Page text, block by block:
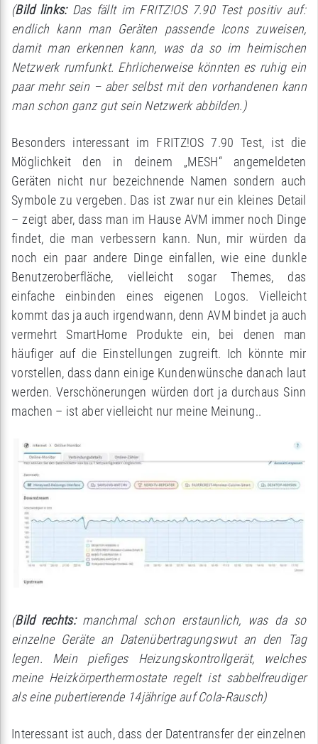
(Bild links:Das fällt im FRITZ!OS 7.90 Test positiv auf:
endlich kann man Geräten passende Icons zuweisen,
damit man erkennen kann, was da so im heimischen
Netzwerk rumfunkt. Ehrlicherweise könnten es ruhig ein
paar mehr sein – aber selbst mit den vorhandenen kann
man schon ganz gut sein Netzwerk abbilden.)
Besonders interessant im FRITZ!OS 7.90 Test, ist die
Möglichkeit den in deinem „MESH“ angemeldeten
Geräten nicht nur bezeichnende Namen sondern auch
Symbole zu vergeben. Das ist zwar nur ein kleines Detail
– zeigt aber, dass man im Hause AVM immer noch Dinge
findet, die man verbessern kann. Nun, mir würden da
noch ein paar andere Dinge einfallen, wie eine dunkle
Benutzeroberfläche, vielleicht sogar Themes, das
einfache einbinden eines eigenen Logos. Vielleicht
kommt das ja auch irgendwann, denn AVM bindet ja auch
vermehrt SmartHome Produkte ein, bei denen man
häufiger auf die Einstellungen zugreift. Ich könnte mir
vorstellen, dass dann einige Kundenwünsche danach laut
werden. Verschönerungen würden dort ja durchaus Sinn
machen – ist aber vielleicht nur meine Meinung..
(Bild rechts:manchmal schon erstaunlich, was da so
einzelne Geräte an Datenübertragungswut an den Tag
legen. Mein piefiges Heizungskontrollgerät, welches
meine Heizkörperthermostate regelt ist sabbelfreudiger
als eine pubertierende 14jährige auf Cola-Rausch)
Interessant ist auch, dass der Datentransfer der einzelnen